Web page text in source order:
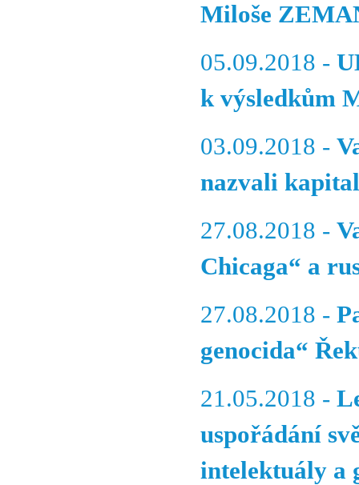
Miloše
05.09.2018 -
k výsledkům
03.09.2018 -
nazvali
27.08.2018 -
Chicaga“ a
27.08.2018 -
genocida“
21.05.2018 -
uspořádání
intelektuály a